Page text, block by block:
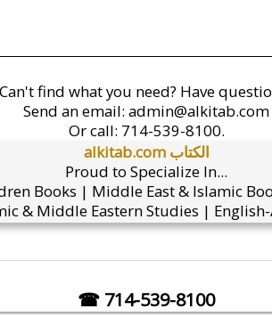
Can't find what you need? Have
Send an email: admin@alkitab.com
Or call: 714-539-8100.
alkitab.com الكتاب
Proud to Specialize In...
Books | Middle East & Islamic
& Middle Eastern Studies |
☎ 714-539-8100